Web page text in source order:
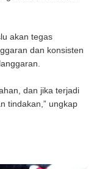
akan tegas
dan konsisten
dan jika terjadi
tindakan,” ungkap